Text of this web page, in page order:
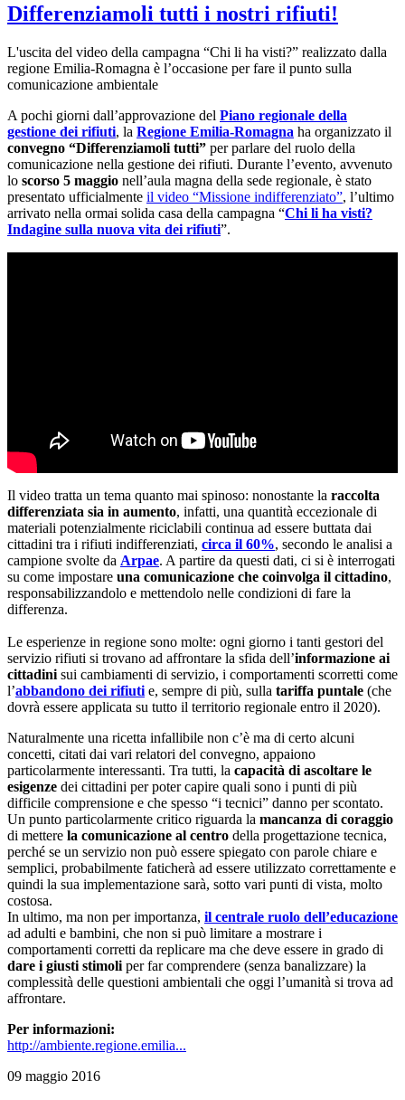
Differenziamoli tutti i nostri rifiuti!
L'uscita del video della campagna “Chi li ha visti?” realizzato dalla
regione Emilia-Romagna è l’occasione per fare il punto sulla
comunicazione ambientale
A pochi giorni dall’approvazione del Piano regionale della
gestione dei rifiuti, la Regione Emilia-Romagna ha organizzato il
convegno “Differenziamoli tutti” per parlare del ruolo della
comunicazione nella gestione dei rifiuti. Durante l’evento, avvenuto
lo scorso 5 maggio nell’aula magna della sede regionale, è stato
presentato ufficialmente il video “Missione indifferenziato”, l’ultimo
arrivato nella ormai solida casa della campagna “Chi li ha visti?
Indagine sulla nuova vita dei rifiuti”.
Il video tratta un tema quanto mai spinoso: nonostante la raccolta
differenziata sia in aumento, infatti, una quantità eccezionale di
materiali potenzialmente riciclabili continua ad essere buttata dai
cittadini tra i rifiuti indifferenziati, circa il 60%, secondo le analisi a
campione svolte da Arpae. A partire da questi dati, ci si è interrogati
su come impostare una comunicazione che coinvolga il cittadino,
responsabilizzandolo e mettendolo nelle condizioni di fare la
differenza.
Le esperienze in regione sono molte: ogni giorno i tanti gestori del
servizio rifiuti si trovano ad affrontare la sfida dell’informazione ai
cittadini sui cambiamenti di servizio, i comportamenti scorretti come
l’abbandono dei rifiuti e, sempre di più, sulla tariffa puntale (che
dovrà essere applicata su tutto il territorio regionale entro il 2020).
Naturalmente una ricetta infallibile non c’è ma di certo alcuni
concetti, citati dai vari relatori del convegno, appaiono
particolarmente interessanti. Tra tutti, la capacità di ascoltare le
esigenze dei cittadini per poter capire quali sono i punti di più
difficile comprensione e che spesso “i tecnici” danno per scontato.
Un punto particolarmente critico riguarda la mancanza di coraggio
di mettere la comunicazione al centro della progettazione tecnica,
perché se un servizio non può essere spiegato con parole chiare e
semplici, probabilmente faticherà ad essere utilizzato correttamente e
quindi la sua implementazione sarà, sotto vari punti di vista, molto
costosa.
In ultimo, ma non per importanza, il centrale ruolo dell’educazione
ad adulti e bambini, che non si può limitare a mostrare i
comportamenti corretti da replicare ma che deve essere in grado di
dare i giusti stimoli per far comprendere (senza banalizzare) la
complessità delle questioni ambientali che oggi l’umanità si trova ad
affrontare.
Per informazioni:
http://ambiente.regione.emilia...
09 maggio 2016